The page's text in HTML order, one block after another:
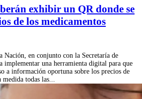
exhibir un QR donde se
de los medicamentos
en conjunto con la Secretaría de
implementar una herramienta digital para que
a información oportuna sobre los precios de
todas las...